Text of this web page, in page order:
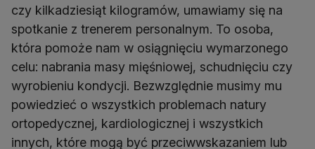
czy kilkadziesiąt kilogramów, umawiamy się na
spotkanie z trenerem personalnym. To osoba,
która pomoże nam w osiągnięciu wymarzonego
celu: nabrania masy mięśniowej, schudnięciu czy
wyrobieniu kondycji. Bezwzględnie musimy mu
powiedzieć o wszystkich problemach natury
ortopedycznej, kardiologicznej i wszystkich
innych, które mogą być przeciwwskazaniem lub